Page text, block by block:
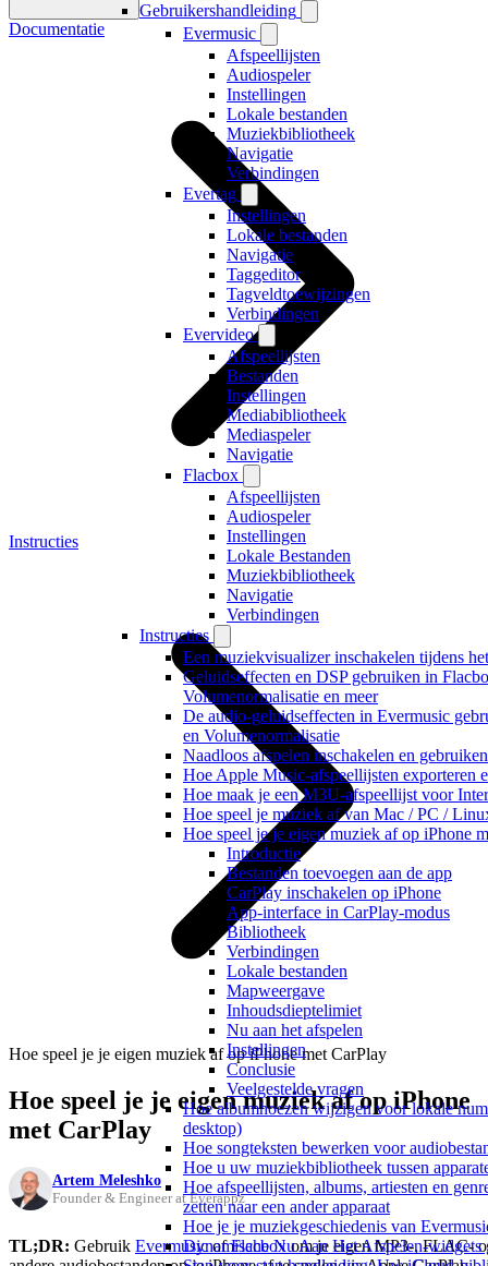
Gebruikershandleiding
Evermusic
Afspeellijsten
Audiospeler
Instellingen
Lokale bestanden
Muziekbibliotheek
Navigatie
Verbindingen
Evertag
Instellingen
Lokale bestanden
Navigatie
Taggeditor
Tagveldtoewijzingen
Verbindingen
Evervideo
Afspeellijsten
Bestanden
Instellingen
Mediabibliotheek
Mediaspeler
Navigatie
Flacbox
Afspeellijsten
Audiospeler
Instellingen
Lokale Bestanden
Muziekbibliotheek
Navigatie
Verbindingen
Instructies
Een muziekvisualizer inschakelen tijdens
Geluidseffecten en DSP gebruiken in
Volumenormalisatie en meer
De audio-geluidseffecten in Evermusic
en Volumenormalisatie
Naadloos afspelen inschakelen en
Hoe Apple Music-afspeellijsten exporteren
Hoe maak je een M3U-afspeellijst voor
Hoe speel je muziek af van Mac / PC /
Hoe speel je je eigen muziek af op iPhone
Introductie
Bestanden toevoegen aan de app
CarPlay inschakelen op iPhone
App-interface in CarPlay-modus
Bibliotheek
Verbindingen
Lokale bestanden
Mapweergave
Inhoudsdieptelimiet
Nu aan het afspelen
Instellingen
Conclusie
Veelgestelde vragen
Hoe albumhoezen wijzigen voor lokale
desktop)
Hoe songteksten bewerken voor
Hoe u uw muziekbibliotheek tussen
Hoe afspeellijsten, albums, artiesten en
zetten naar een ander apparaat
Hoe je je muziekgeschiedenis van
Dynamische Nu Aan Het Afspelen-
Documentatie
Instructies
Hoe speel je je eigen muziek af op iPhone met CarPlay
Hoe speel je je eigen muziek af op iPhone
met CarPlay
Artem Meleshko
Founder & Engineer at Everappz
TL;DR: Gebruik EvermusicofFlacboxom je eigen MP3-, FLAC-